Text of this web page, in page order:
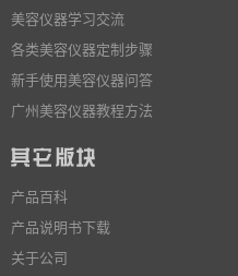
美容仪器学习交流
各类美容仪器定制步骤
新手使用美容仪器问答
广州美容仪器教程方法
产品百科
产品说明书下载
关于公司